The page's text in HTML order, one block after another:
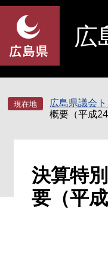
ペ
先
頭
す
メ
を
飛
し
広
広島県議会
概要（平成24
決算特
要（平成